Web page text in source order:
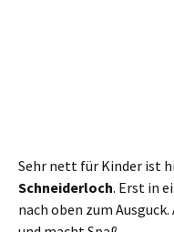
Auch ein paar